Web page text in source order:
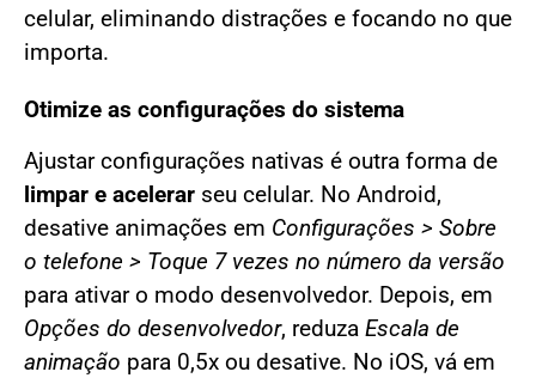
celular, eliminando distrações e focando no que
importa.
Otimize as configurações do sistema
Ajustar configurações nativas é outra forma de
limpar e acelerar seu celular. No Android,
desative animações em Configurações > Sobre
o telefone > Toque 7 vezes no número da versão
para ativar o modo desenvolvedor. Depois, em
Opções do desenvolvedor, reduza Escala de
animação para 0,5x ou desative. No iOS, vá em